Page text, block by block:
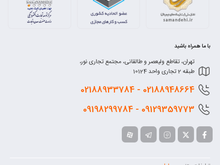
با ما همراه باشید
تهران، تقاطع ولیعصر و طالقانی، مجتمع تجاری نور،
طبقه 2 تجاری واحد 10124
02188948664 - 02188933784
09129359773 - 09198299784